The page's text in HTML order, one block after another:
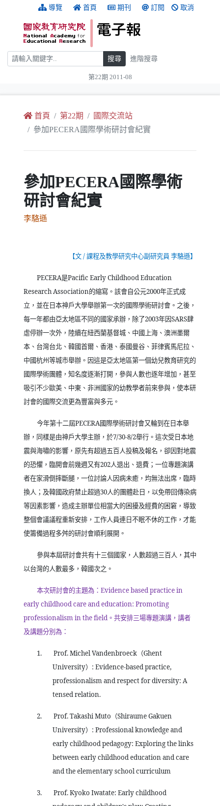
跳到主要內容 導覽 首頁 期刊 訂閱 取消
搜尋 搜尋 進階搜尋
第22期 2011-08
首頁 第22期
國際交流站
參加PECERA國際學術研討會紀實
參加PECERA國際學術
研討會紀實
李駱遜
【文/課程及教學研究中心副研究員 李駱遜】
PECERA是Pacific Early Childhood Education
Research Association的縮寫。該會自公元2000年正式成
立，並在日本神戶大學舉辦第一次的國際學術研討會。之後，
每一年都由亞太地區不同的國家承辦，除了2003年因SARS肆
虐停辦一次外，陸續在紐西蘭基督城、中國上海、澳洲墨爾
本、台灣台北、韓國首爾、香港、泰國曼谷、菲律賓馬尼拉、
中國杭州等城市舉辦。因這是亞太地區第一個幼兒教育研究的
國際學術團體，知名度逐漸打開，參與人數也逐年增加，甚至
吸引不少歐美、中東、非洲國家的幼教學者前來參與，使本研
討會的國際交流更為豐富與多元。
今年第十二屆PECERA國際學術研討會又輪到在日本舉
辦，同樣是由神戶大學主辦，於7/30-8/2舉行。這次受日本地
震與海嘯的影響，原先有超過五百人投稿及報名，卻因對地震
的恐懼，臨開會前幾週又有202人退出、退費；一位專題演講
者在家滑倒摔斷腿，一位討論人因病未癒，均無法出席，臨時
換人；及韓國政府禁止超過30人的團體赴日，以免帶回傳染病
等因素影響，造成主辦單位相當大的困擾及經費的困窘，導致
整個會議議程重新安排，工作人員連日不眠不休的工作，才能
使籌備過程多舛的研討會順利展開。
參與本屆研討會共有十三個國家，人數超過三百人，其中
以台灣的人數最多，韓國次之。
本次研討會的主題為： Evidence based practice in
early childhood care and education: Promoting
professionalism in the field 。共安排三場專題演講，講者
及講題分別為：
1. Prof. Michel Vandenbroeck（Ghent
University） : Evidence-based practice,
professionalism and respect for diversity: A
tensed relation.
2. Prof. Takashi Muto （Shiraume Gakuen
University） : Professional knowledge and
early childhood pedagogy: Exploring the links
between early childhood education and care
and the elementary school curriculum
3.
Prof. Kyoko Iwatate: Early childhood